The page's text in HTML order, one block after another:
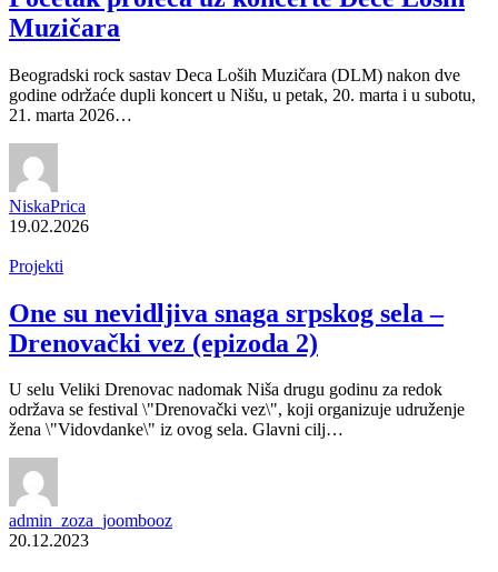
Muzičara
Beogradski rock sastav Deca Loših Muzičara (DLM) nakon dve
godine održaće dupli koncert u Nišu, u petak, 20. marta i u subotu,
21. marta 2026…
NiskaPrica
19.02.2026
Projekti
One su nevidljiva snaga srpskog sela –
Drenovački vez (epizoda 2)
U selu Veliki Drenovac nadomak Niša drugu godinu za redok
održava se festival \"Drenovački vez\", koji organizuje udruženje
žena \"Vidovdanke\" iz ovog sela. Glavni cilj…
admin_zoza_joombooz
20.12.2023